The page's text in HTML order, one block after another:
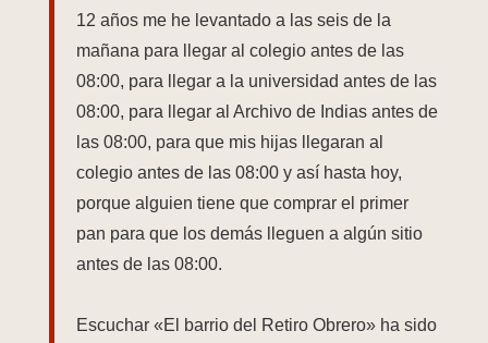
12 años me he levantado a las seis de la
mañana para llegar al colegio antes de las
08:00, para llegar a la universidad antes de las
08:00, para llegar al Archivo de Indias antes de
las 08:00, para que mis hijas llegaran al
colegio antes de las 08:00 y así hasta hoy,
porque alguien tiene que comprar el primer
pan para que los demás lleguen a algún sitio
antes de las 08:00.
Escuchar «El barrio del Retiro Obrero» ha sido